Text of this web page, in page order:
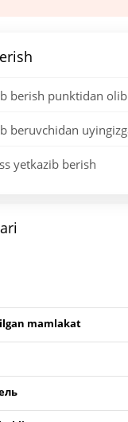
berish punktidan
beruvchidan
yetkazib berish
mamlakat